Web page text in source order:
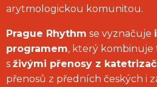
arytmologickou komunitou.
Prague Rhythm se vyznačuje
programem, který
s živými přenosy z
přenosů z předních českých i